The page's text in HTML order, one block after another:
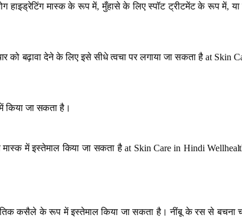
मास्क के रूप में, मुँहासे के लिए स्पॉट ट्रीटमेंट के रूप में, या
बढ़ावा देने के लिए इसे सीधे त्वचा पर लगाया जा सकता है at Skin
किया जा सकता है।
में इस्तेमाल किया जा सकता है at Skin Care in Hindi
कसैले के रूप में इस्तेमाल किया जा सकता है। नींबू के रस से बचना